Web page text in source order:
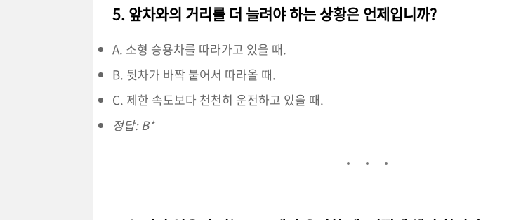
5. 앞차와의 거리를 더 늘려야 하는 상황은 언제입니까?
A. 소형 승용차를 따라가고 있을 때.
B. 뒷차가 바짝 붙어서 따라올 때.
C. 제한 속도보다 천천히 운전하고 있을 때.
정답: B*